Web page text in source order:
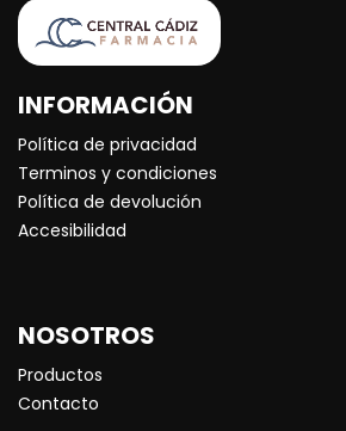
INFORMACIÓN
Política de privacidad
Terminos y condiciones
Política de devolución
Accesibilidad
NOSOTROS
Productos
Contacto